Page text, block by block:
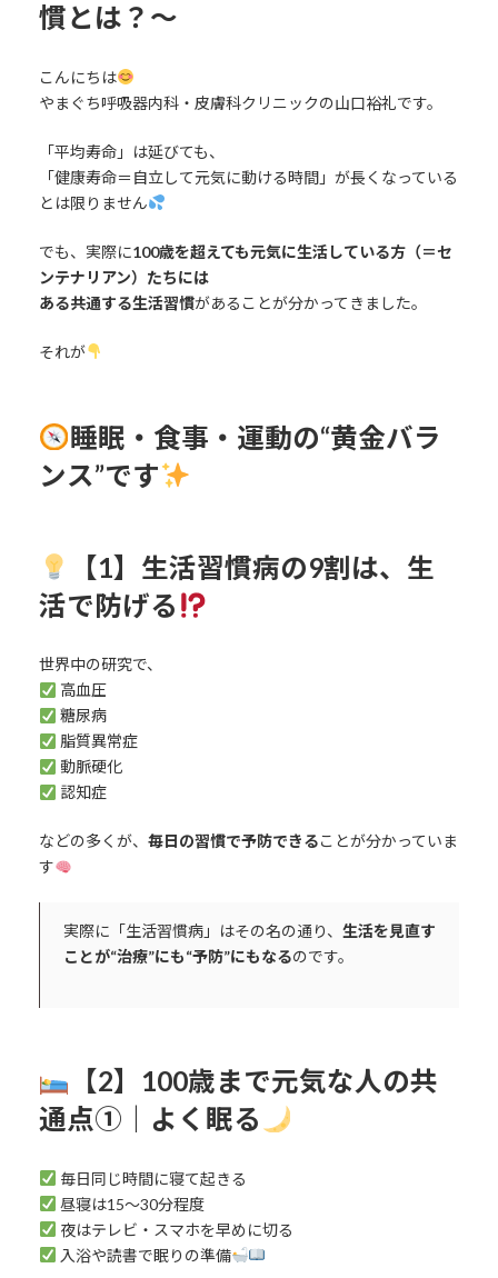
慣とは？～
こんにちは
やまぐち呼吸器内科・皮膚科クリニックの山口裕礼です。
「平均寿命」は延びても、
「健康寿命＝自立して元気に動ける時間」が長くなっている
とは限りません
でも、実際に100歳を超えても元気に生活している方（＝セ
ンテナリアン）たちには
ある共通する生活習慣があることが分かってきました。
それが
睡眠・食事・運動の“黄金バラ
ンス”です
【1】生活習慣病の9割は、生
活で防げる
世界中の研究で、
高血圧
糖尿病
脂質異常症
動脈硬化
認知症
などの多くが、 毎日の習慣で予防できることが分かっていま
す
実際に「生活習慣病」はその名の通り、 生活を見直す
ことが“治療”にも“予防”にもなるのです。
【2】100歳まで元気な人の共
通点①｜よく眠る
毎日同じ時間に寝て起きる
昼寝は15～30分程度
夜はテレビ・スマホを早めに切る
入浴や読書で眠りの準備